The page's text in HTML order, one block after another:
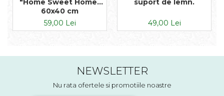
"Home Sweet Home"
60x40 cm
59,00 Lei
suport de lemn.
49,00 Lei
NEWSLETTER
Nu rata ofertele si promotiile noastre